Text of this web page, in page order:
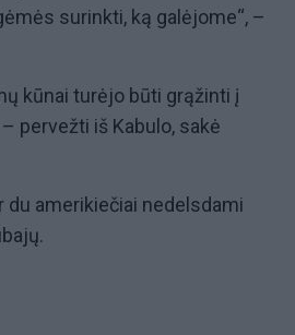
surinkti, ką galėjome“, –
kūnai turėjo būti grąžinti į
pervežti iš Kabulo, sakė
du amerikiečiai nedelsdami